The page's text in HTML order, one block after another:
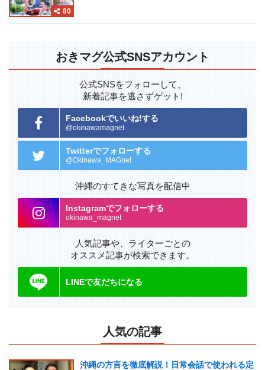
80
おきマグ公式SNSアカウント
公式SNSをフォローして、
新着記事を逃さずゲット!
Facebookでいいね!する
@okinawamagnet
Twitterでフォローする
@Okinawa_MAGnet
沖縄のすてきな写真を配信中
Instagramでフォローする
okinawa_magnet
人気記事や、ライターごとの
オススメ記事が検索できます。
LINEで友だちになる
人気の記事
沖縄の方言を徹底解説！日常会話で使われる定